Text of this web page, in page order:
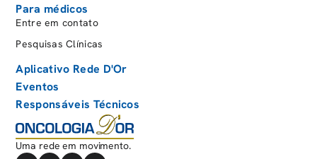
Determinados microrganismos podem estimular
inflamação crônica, produzir metabólitos
potencialmente tóxicos e comprometer a
integridade da mucosa intestinal. Esses fatores
podem favorecer alterações celulares que, ao
longo do tempo, aumentam o risco de
desenvolvimento de tumores, especialmente no
trato gastrointestinal, como o câncer colorretal.
Para médicos
Entre em contato
Pesquisas Clínicas
Aplicativo Rede D'Or
Eventos
Responsáveis Técnicos
Uma rede em movimento.